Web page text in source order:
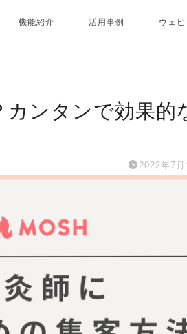
機能紹介 活用事例 ウェ
ンタンで効果的
2022年7月